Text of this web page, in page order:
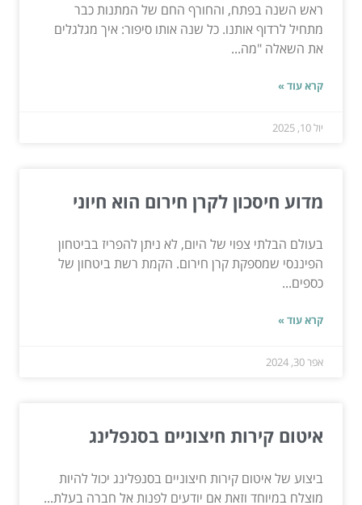
ראש השנה בפתח, והחורף החם של המתנות כבר
מתחיל לרדוף אותנו. כל שנה אותו סיפור: איך מגלגלים
את השאלה "מה...
קרא עוד »
יול 10, 2025
מדוע חיסכון לקרן חירום הוא חיוני
בעולם הבלתי צפוי של היום, לא ניתן להפריז בביטחון
הפיננסי שמספקת קרן חירום. הקמת רשת ביטחון של
כספים...
קרא עוד »
אפר 30, 2024
איטום קירות חיצוניים בסנפלינג
ביצוע של איטום קירות חיצוניים בסנפלינג יכול להיות
מוצלח במיוחד וזאת אם יודעים לפנות אל חברה בעלת...